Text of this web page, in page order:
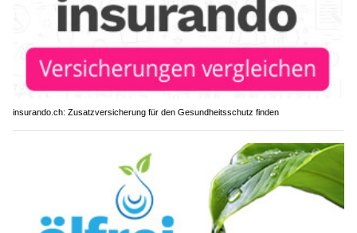
insurando.ch: Zusatzversicherung für den Gesundheitsschutz finden